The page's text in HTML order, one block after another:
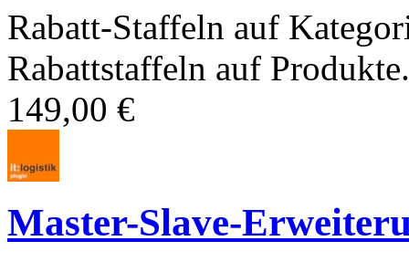
Rabatt-Staffeln auf
Rabattstaffeln auf
149,00 €
Master-Slave-